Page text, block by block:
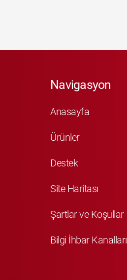
Navigasyon
Anasayfa
Ürünler
Destek
Site Haritası
Şartlar ve Koşullar
Bilgi İhbar Kanalları